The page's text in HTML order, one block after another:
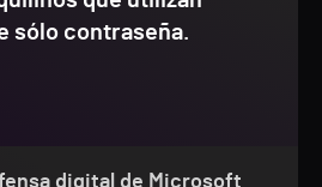
sólo contraseña.
digital de Microsoft